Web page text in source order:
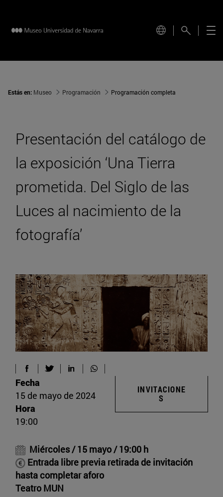
Estás en: Museo Programación Programación completa
Presentación del catálogo de
la exposición ‘Una Tierra
prometida. Del Siglo de las
Luces al nacimiento de la
fotografía’
Miércoles / 15 mayo / 19:00 h
Entrada libre previa retirada de invitación
hasta completar aforo
Teatro MUN
Fecha
15 de mayo de 2024
Hora
19:00
INVITACIONE
S